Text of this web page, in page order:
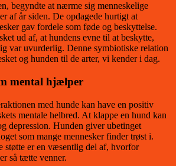
begyndte at nærme sig menneskelige
af år siden. De opdagede hurtigt at
gav fordele som føde og beskyttelse.
ud af, at hundens evne til at beskytte,
var uvurderlig. Denne symbiotiske relation
og hunden til de arter, vi kender i dag.
mental hjælper
med hunde kan have en positiv
mentale helbred. At klappe en hund kan
depression. Hunden giver ubetinget
som mange mennesker finder trøst i.
støtte er en væsentlig del af, hvorfor
så tætte venner.